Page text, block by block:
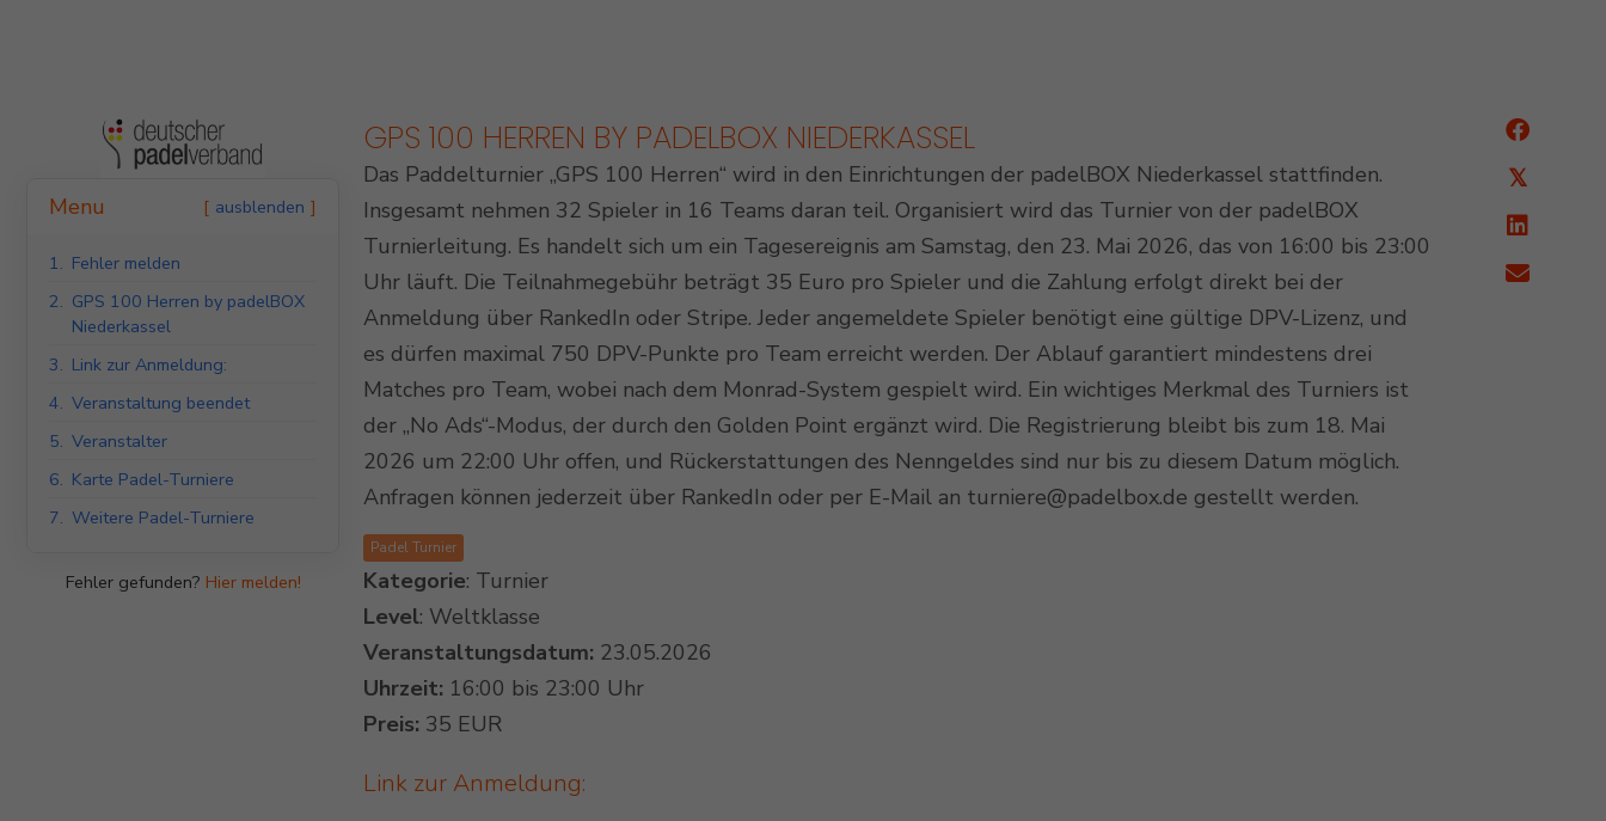
Menu ausblenden
1. Fehler melden
2. GPS 100 Herren by padelBOX
Niederkassel
3. Link zur Anmeldung:
4. Veranstaltung beendet
5. Veranstalter
6. Karte Padel-Turniere
7. Weitere Padel-Turniere
Fehler gefunden? Hier melden!
GPS 100 HERREN BY PADELBOX NIEDERKASSEL
Das Paddelturnier „GPS 100 Herren“ wird in den Einrichtungen der padelBOX Niederkassel stattfinden.
Insgesamt nehmen 32 Spieler in 16 Teams daran teil. Organisiert wird das Turnier von der padelBOX
Turnierleitung. Es handelt sich um ein Tagesereignis am Samstag, den 23. Mai 2026, das von 16:00 bis 23:00
Uhr läuft. Die Teilnahmegebühr beträgt 35 Euro pro Spieler und die Zahlung erfolgt direkt bei der
Anmeldung über RankedIn oder Stripe. Jeder angemeldete Spieler benötigt eine gültige DPV-Lizenz, und
es dürfen maximal 750 DPV-Punkte pro Team erreicht werden. Der Ablauf garantiert mindestens drei
Matches pro Team, wobei nach dem Monrad-System gespielt wird. Ein wichtiges Merkmal des Turniers ist
der „No Ads“-Modus, der durch den Golden Point ergänzt wird. Die Registrierung bleibt bis zum 18. Mai
2026 um 22:00 Uhr offen, und Rückerstattungen des Nenngeldes sind nur bis zu diesem Datum möglich.
Anfragen können jederzeit über RankedIn oder per E-Mail an turniere@padelbox.de gestellt werden.
Padel Turnier
Kategorie: Turnier
Level: Weltklasse
Veranstaltungsdatum: 23.05.2026
Uhrzeit: 16:00 bis 23:00 Uhr
Preis: 35 EUR
Link zur Anmeldung:
𝕏
Indoor Padel Courts Outdoor Padel Courts